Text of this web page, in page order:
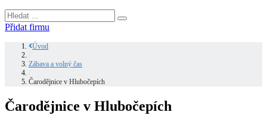
Přidat firmu
Úvod
Zábava a volný čas
Čarodějnice v Hlubočepích
Čarodějnice v Hlubočepích